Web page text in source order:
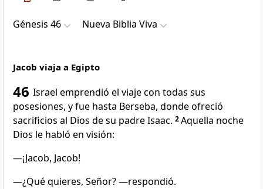
Génesis 46 Nueva Biblia Viva
Jacob viaja a Egipto
46 Israel emprendió el viaje con todas sus
posesiones, y fue hasta Berseba, donde ofreció
sacrificios al Dios de su padre Isaac. 2Aquella noche
Dios le habló en visión:
―¡Jacob, Jacob!
―¿Qué quieres, Señor? —respondió.